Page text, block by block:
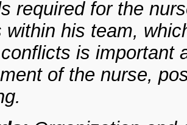
required for the
within his team,
is important
of the nurse,